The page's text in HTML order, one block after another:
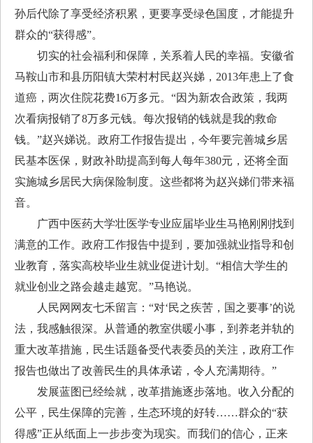
孙后代除了享受经济积累，更要享受绿色国度，才能提升
群众的“获得感”。
切实的社会福利和保障，关系着人民的幸福。安徽省
马鞍山市和县历阳镇大荣村村民赵兴娣，2013年患上了食
道癌，两次住院花费16万多元。“因为新农合政策，我两
次看病报销了8万多元钱。每次报销的钱就是我的救命
钱。”赵兴娣说。政府工作报告提出，今年要完善城乡居
民基本医保，财政补助提高到每人每年380元，还将全面
实施城乡居民大病保险制度。这些都将为赵兴娣们带来福
音。
广西中医药大学壮医学专业应届毕业生马艳刚刚找到
满意的工作。政府工作报告中提到，要加强就业指导和创
业教育，落实高校毕业生就业促进计划。“相信大学生的
就业创业之路会越走越宽。”马艳说。
人民网网友七禾留言：“对‘民之疾苦，国之要事’的说
法，我感触很深。从普通的教室供暖小事，到养老并轨的
重大改革措施，民生话题备受代表委员的关注，政府工作
报告也做出了改善民生的具体承诺，令人充满期待。”
发展蓝图已经绘就，改革措施逐步落地。收入分配的
公平，民生保障的完善，生态环境的好转……群众的“获
得感”正从纸面上一步步变为现实。而我们的信心，正来